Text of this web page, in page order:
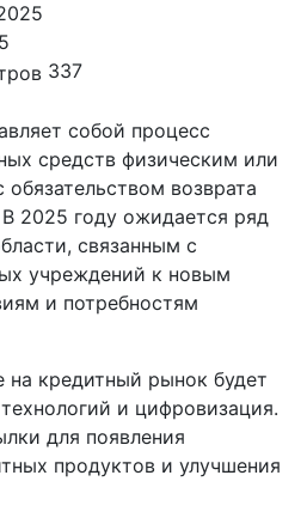
337
собой процесс
средств физическим или
возврата
2025 году ожидается ряд
связанным с
учреждений к новым
и потребностям
на кредитный рынок будет
и цифровизация.
для появления
продуктов и улучшения